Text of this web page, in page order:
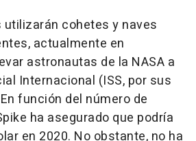
cohetes y naves
actualmente en
astronautas de la NASA a
Internacional (ISS, por sus
función del número de
ha asegurado que podría
en 2020. No obstante, no ha